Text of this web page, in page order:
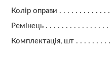
Колір оправи
Ремінець
Комплектація, шт